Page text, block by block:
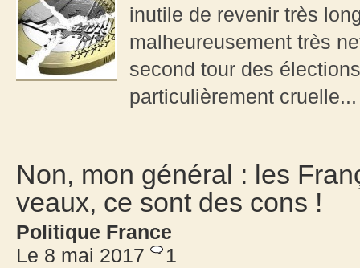
inutile de revenir très
malheureusement très
second tour des
particulièrement cruelle...
Non, mon général : les
veaux, ce sont des cons !
Politique France
Le 8 mai 2017
1